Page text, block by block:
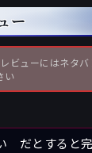
ー
ューにはネタバ
い
だとすると